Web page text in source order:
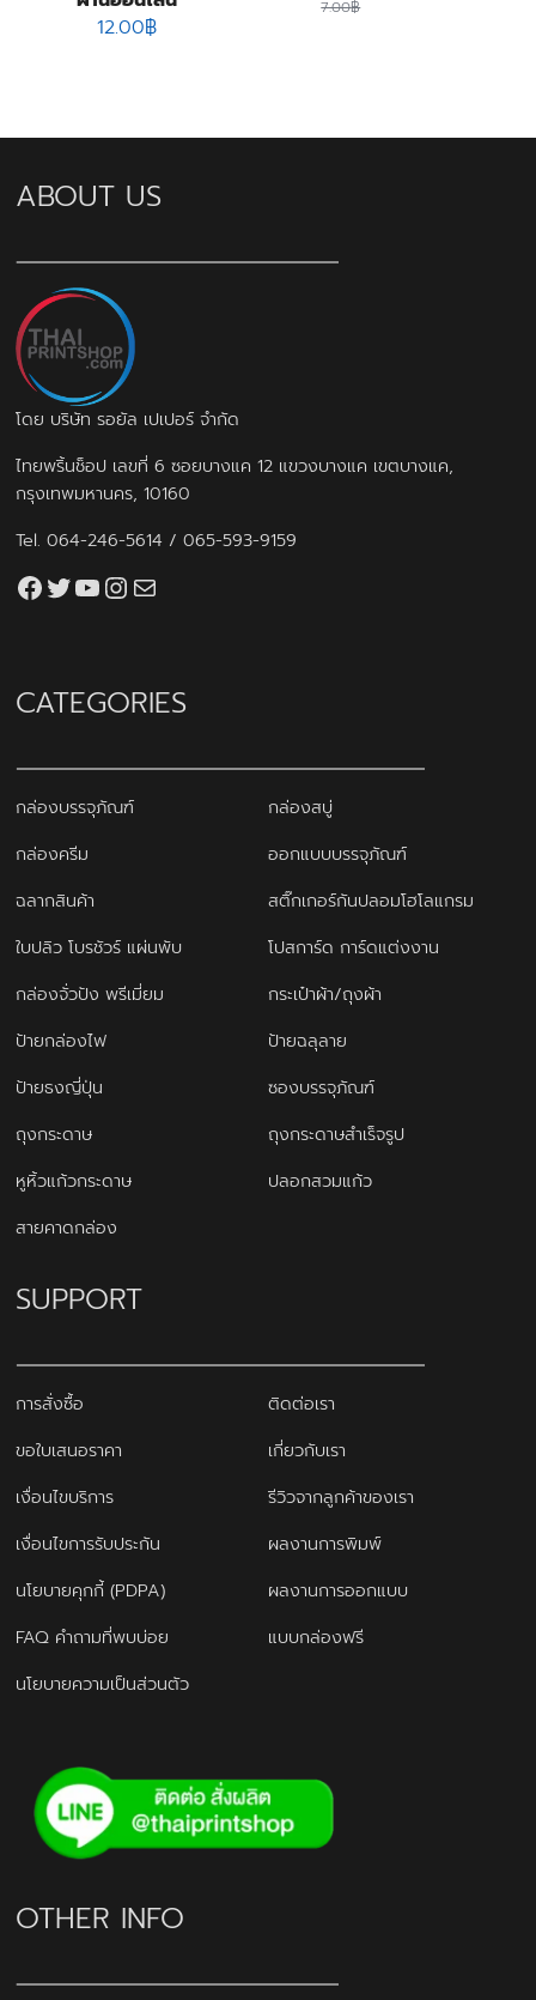
12.00฿
7.00฿
ABOUT US
โดย บริษัท รอยัล เปเปอร์ จำกัด
ไทยพริ้นช็อป เลขที่ 6 ซอยบางแค 12 แขวงบางแค เขตบางแค,
กรุงเทพมหานคร, 10160
Tel.064-246-5614 /065-593-9159
Facebook
Twitter
YouTube
Instagram
thaiprintshop.aw@gmail.com
CATEGORIES
กล่องบรรจุภัณฑ์
กล่องสบู่
กล่องครีม
ออกแบบบรรจุภัณฑ์
ฉลากสินค้า
สติ๊กเกอร์กันปลอมโฮโลแกรม
ใบปลิว โบรชัวร์ แผ่นพับ
โปสการ์ด การ์ดแต่งงาน
กล่องจั่วปัง พรีเมี่ยม
กระเป๋าผ้า/ถุงผ้า
ป้ายกล่องไฟ
ป้ายฉลุลาย
ป้ายธงญี่ปุ่น
ซองบรรจุภัณฑ์
ถุงกระดาษ
ถุงกระดาษสำเร็จรูป
หูหิ้วแก้วกระดาษ
ปลอกสวมแก้ว
สายคาดกล่อง
SUPPORT
การสั่งซื้อ
ติดต่อเรา
ขอใบเสนอราคา
เกี่ยวกับเรา
เงื่อนไขบริการ
รีวิวจากลูกค้าของเรา
เงื่อนไขการรับประกัน
ผลงานการพิมพ์
นโยบายคุกกี้ (PDPA)
ผลงานการออกแบบ
FAQ คำถามที่พบบ่อย
แบบกล่องฟรี
นโยบายความเป็นส่วนตัว
OTHER INFO